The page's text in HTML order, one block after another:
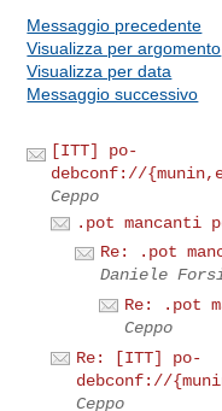
Messaggio precedente
Visualizza per argomento
Visualizza per data
Messaggio successivo
[ITT] po-
debconf://
Ceppo
.pot mancanti
Re: .pot
Daniele
Re: .pot
Ceppo
Re: [ITT] po-
debconf://
Ceppo